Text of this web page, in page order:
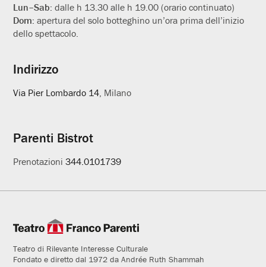
Lun–Sab:dalle h 13.30 alle h 19.00 (orario continuato)
Dom:apertura del solo botteghino un’ora prima dell’inizio
dello spettacolo.
Indirizzo
Via Pier Lombardo 14 , Milano
Parenti Bistrot
Prenotazioni344.0101739
Teatro di Rilevante Interesse Culturale
Fondato e diretto dal 1972 da Andrée Ruth Shammah